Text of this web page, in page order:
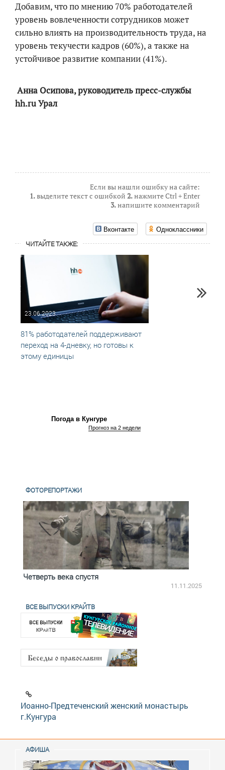
Добавим, что по мнению 70% работодателей
уровень вовлеченности сотрудников может
сильно влиять на производительность труда, на
уровень текучести кадров (60%), а также на
устойчивое развитие компании (41%).
Анна Осипова, руководитель пресс-службы
hh.ru Урал
Если вы нашли ошибку на сайте:
1.выделите текст с ошибкой 2.нажмите Ctrl + Enter
3.напишите комментарий
Вконтакте Одноклассники
ЧИТАЙТЕ ТАКЖЕ:
23.06.2023
81% работодателей поддерживают
переход на 4-дневку, но готовы к
этому единицы
Погода в Кунгуре
Прогноз на 2 недели
ФОТОРЕПОРТАЖИ
Четверть века спустя
11.11.2025
ВСЕ ВЫПУСКИ КРАЙТВ
Иоанно-Предтеченский женский монастырь
г.Кунгура
АФИША